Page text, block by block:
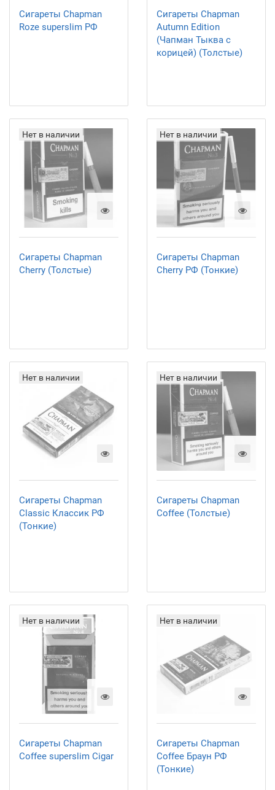
Сигареты Chapman
Roze superslim РФ
Сигареты Chapman
Autumn Edition
(Чапман Тыква с
корицей) (Толстые)
Нет в наличии
Сигареты Chapman
Cherry (Толстые)
Нет в наличии
Сигареты Chapman
Cherry РФ (Тонкие)
Нет в наличии
Сигареты Chapman
Classic Классик РФ
(Тонкие)
Нет в наличии
Сигареты Chapman
Coffee (Толстые)
Нет в наличии
Сигареты Chapman
Coffee superslim Cigar
Нет в наличии
Сигареты Chapman
Coffee Браун РФ
(Тонкие)